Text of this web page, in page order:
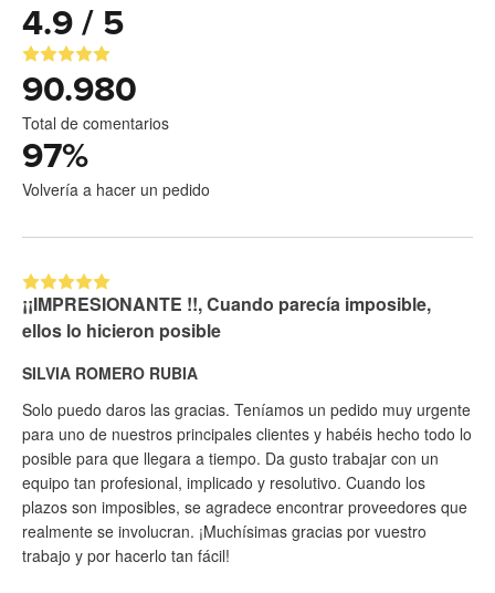
4.9 / 5
90.980
Total de comentarios
97%
Volvería a hacer un pedido
¡¡IMPRESIONANTE !!, Cuando parecía imposible,
ellos lo hicieron posible
SILVIA ROMERO RUBIA
Solo puedo daros las gracias. Teníamos un pedido muy urgente
para uno de nuestros principales clientes y habéis hecho todo lo
posible para que llegara a tiempo. Da gusto trabajar con un
equipo tan profesional, implicado y resolutivo. Cuando los
plazos son imposibles, se agradece encontrar proveedores que
realmente se involucran. ¡Muchísimas gracias por vuestro
trabajo y por hacerlo tan fácil!